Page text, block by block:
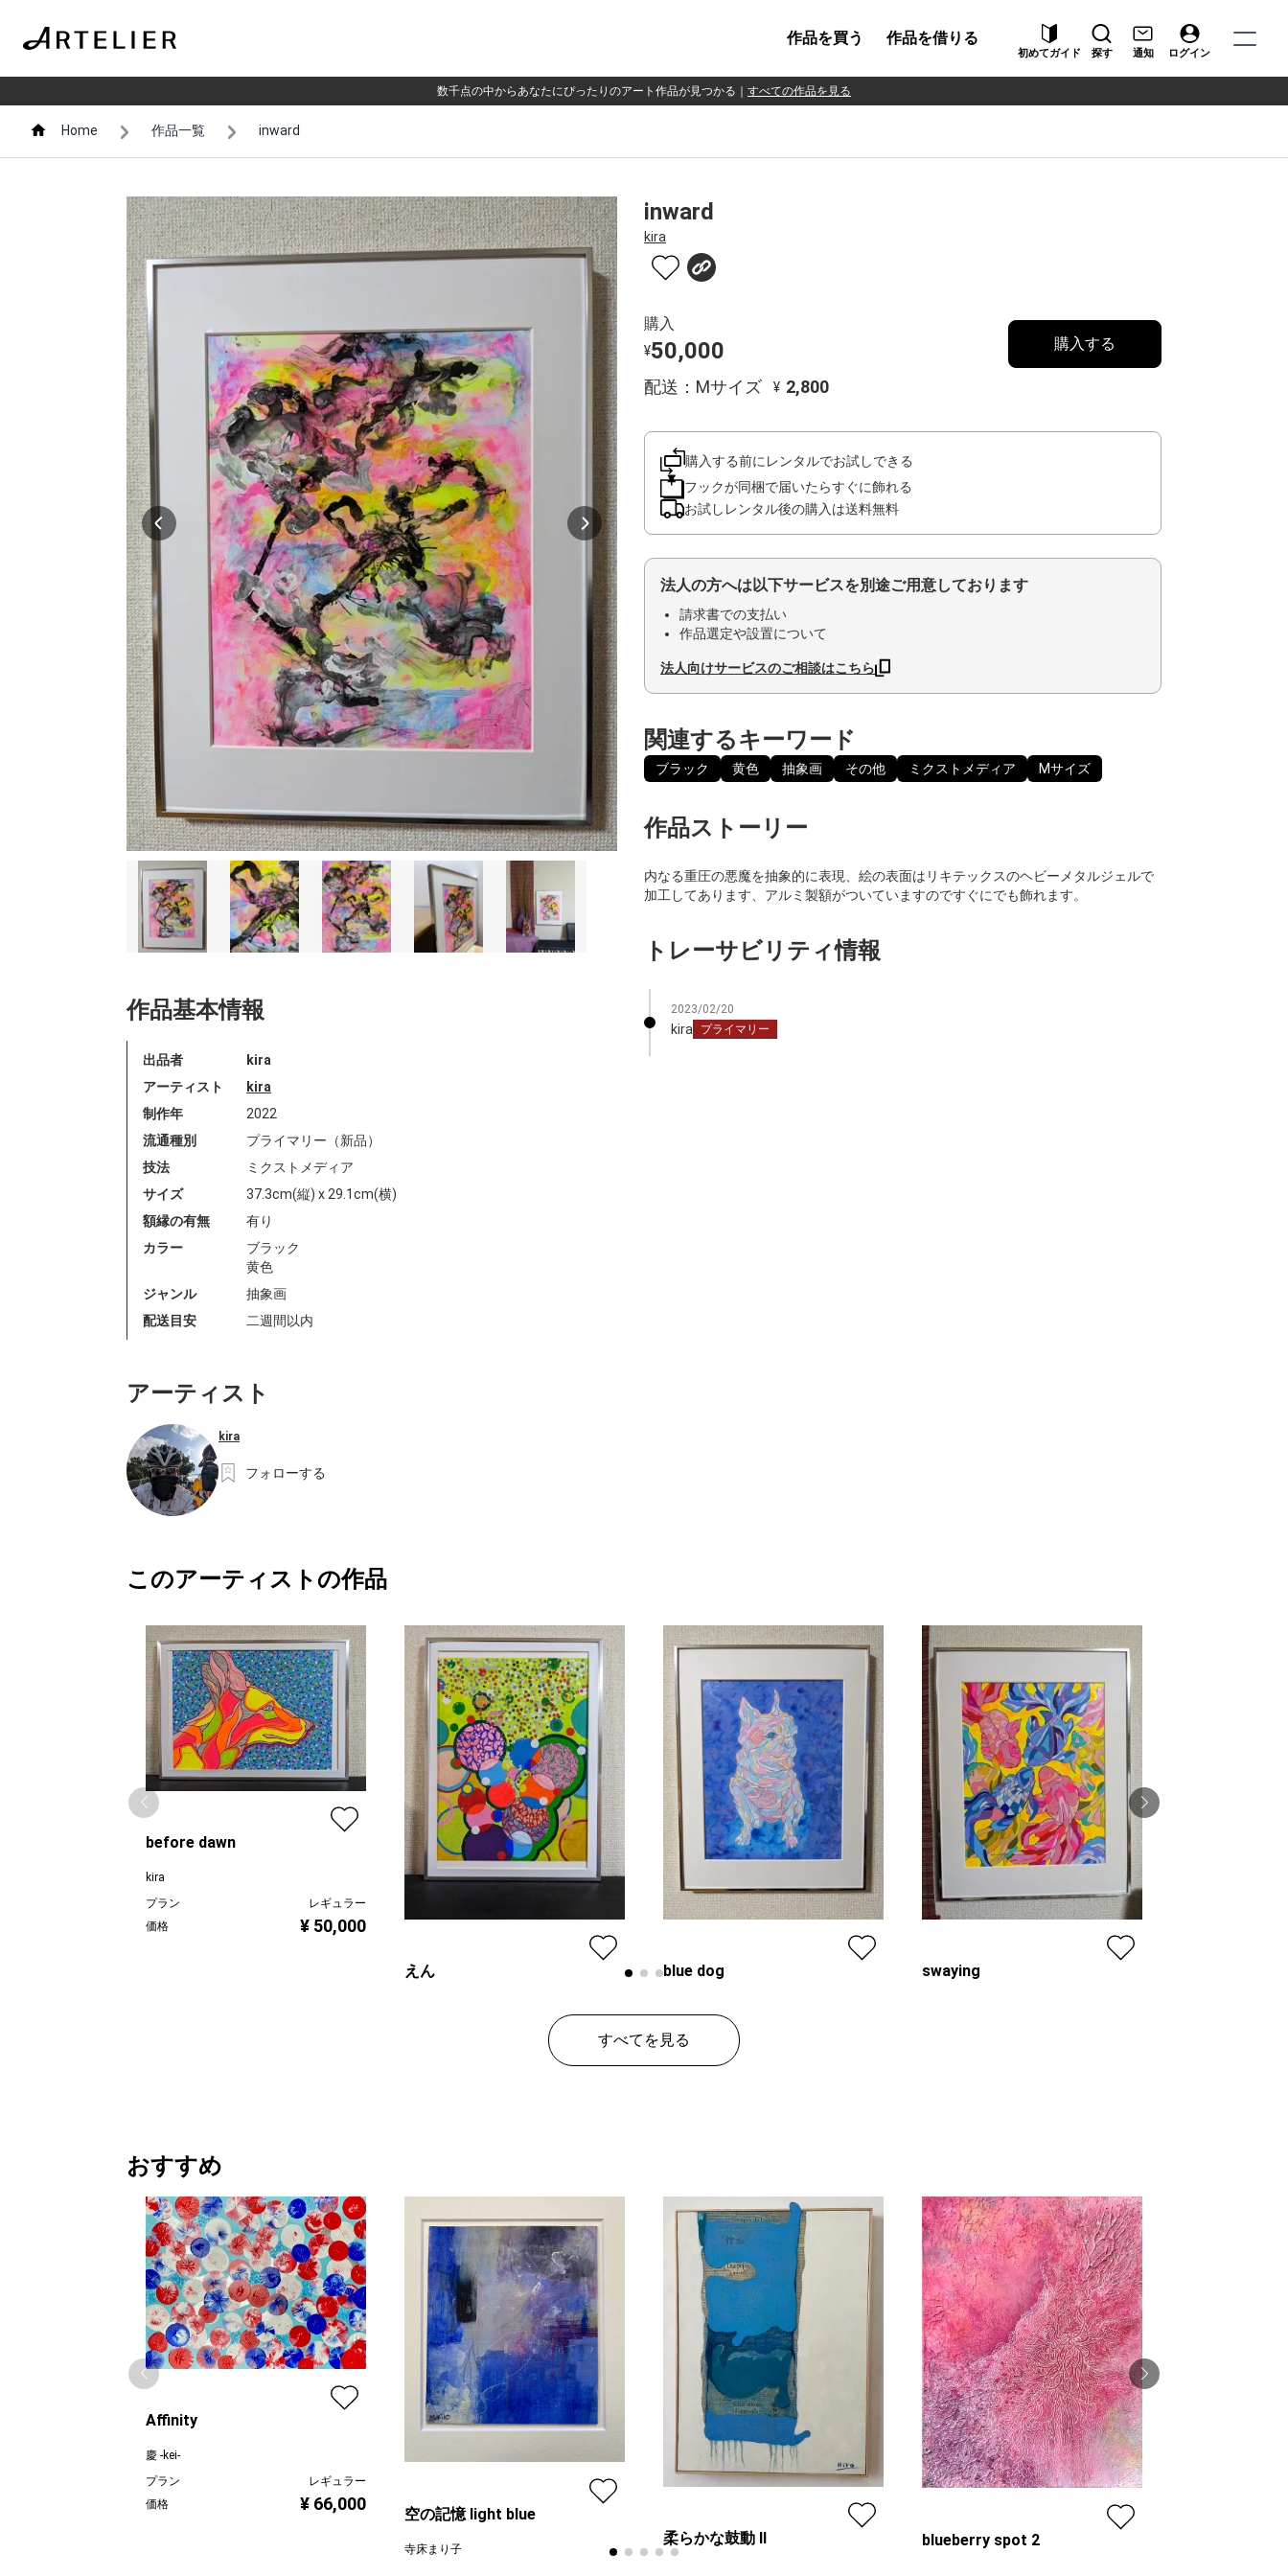
作品を買う 作品を借りる
初めてガイド 探す 通知 ログイン
数千点の中からあなたにぴったりのアート作品が見つかる すべての作品を見る
Home 作品一覧 inward
作品基本情報
出品者
kira
アーティスト
kira
制作年
2022
流通種別
プライマリー（新品）
技法
ミクストメディア
サイズ
37.3cm(縦) x 29.1cm(横)
額縁の有無
有り
カラー
ブラック
黄色
ジャンル
抽象画
配送目安
二週間以内
アーティスト
kira
フォローする
inward
kira
購入
¥50,000
配送：Mサイズ ¥ 2,800
購入する
購入する前にレンタルでお試しできる
フックが同梱で届いたらすぐに飾れる
お試しレンタル後の購入は送料無料
法人の方へは以下サービスを別途ご用意しております
請求書での支払い
作品選定や設置について
法人向けサービスのご相談はこちら
関連するキーワード
ブラック 黄色 抽象画 その他 ミクストメディア Mサイズ
作品ストーリー
内なる重圧の悪魔を抽象的に表現、絵の表面はリキテックスのヘビーメタルジェルで
加工してあります、アルミ製額がついていますのですぐにでも飾れます。
トレーサビリティ情報
2023/02/20
kira プライマリー
このアーティストの作品
before dawn
kira
プラン
レギュラー
価格
¥ 50,000
えん
レギュラー
¥ 50,000
blue dog
プラン
swaying
すべてを見る
おすすめ
Affinity
慶 -kei-
プラン
レギュラー
価格
¥ 66,000 空の記憶 light blue
寺床まり子
柔らかな鼓動 Ⅱ blueberry spot 2